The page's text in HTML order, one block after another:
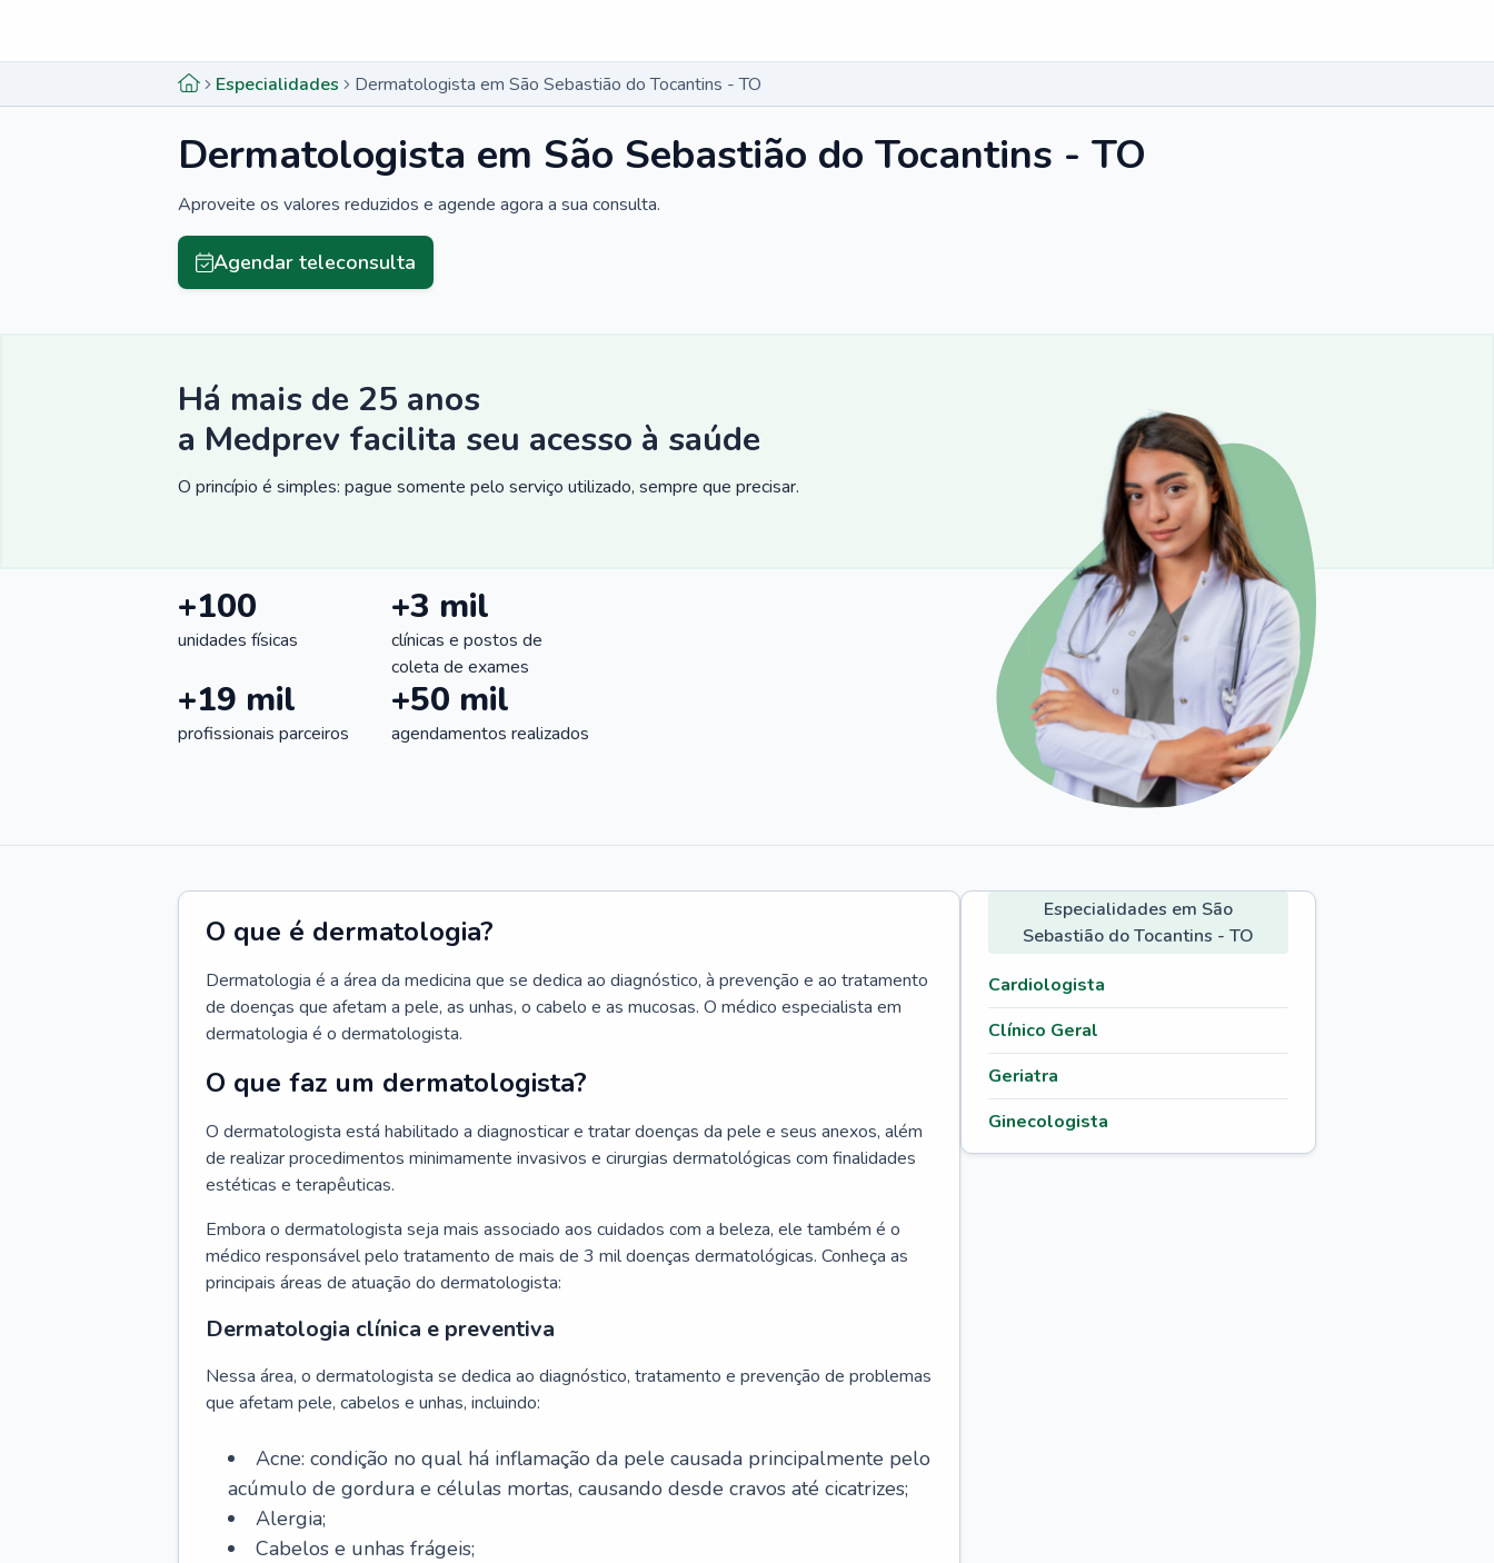
Especialidades Dermatologista em São Sebastião do Tocantins - TO
Dermatologista em São Sebastião do Tocantins - TO
Aproveite os valores reduzidos e agende agora a sua consulta.
Agendar teleconsulta
Há mais de 25 anos
a Medprev facilita seu acesso à saúde
O princípio é simples: pague somente pelo serviço utilizado, sempre que precisar.
+100
unidades físicas
+3 mil
clínicas e postos de
coleta de exames
+19 mil
profissionais parceiros
+50 mil
agendamentos realizados
O que é dermatologia?
Dermatologia é a área da medicina que se dedica ao diagnóstico, à prevenção e ao tratamento
de doenças que afetam a pele, as unhas, o cabelo e as mucosas. O médico especialista em
dermatologia é o dermatologista.
O que faz um dermatologista?
O dermatologista está habilitado a diagnosticar e tratar doenças da pele e seus anexos, além
de realizar procedimentos minimamente invasivos e cirurgias dermatológicas com finalidades
estéticas e terapêuticas.
Embora o dermatologista seja mais associado aos cuidados com a beleza, ele também é o
médico responsável pelo tratamento de mais de 3 mil doenças dermatológicas. Conheça as
principais áreas de atuação do dermatologista:
Dermatologia clínica e preventiva
Nessa área, o dermatologista se dedica ao diagnóstico, tratamento e prevenção de problemas
que afetam pele, cabelos e unhas, incluindo:
Acne: condição no qual há inflamação da pele causada principalmente pelo
acúmulo de gordura e células mortas, causando desde cravos até cicatrizes;
Alergia;
Cabelos e unhas frágeis;
Especialidades em São
Sebastião do Tocantins - TO
Cardiologista
Clínico Geral
Geriatra
Ginecologista